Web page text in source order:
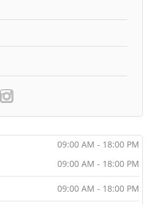
09:00 AM - 18:00 PM
09:00 AM - 18:00 PM
09:00 AM - 18:00 PM